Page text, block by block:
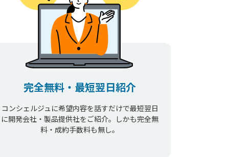
完全無料・最短翌日紹介
コンシェルジュに希望内容を話すだけで最短翌日
に開発会社・製品提供社をご紹介。しかも完全無
料・成約手数料も無し。